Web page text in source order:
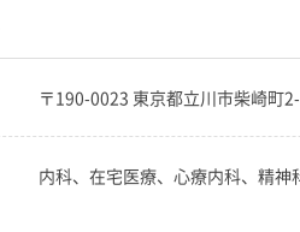
〒190-0023 東京都立川市柴崎町
内科、在宅医療、心療内科、精神